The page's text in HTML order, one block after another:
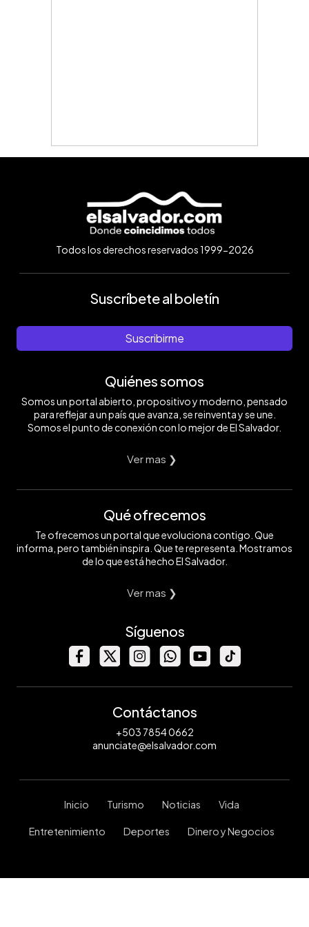
Todos los derechos reservados 1999-2026
Suscríbete al boletín
Suscribirme
Quiénes somos
Somos un portal abierto, propositivo y moderno, pensado
para reflejar a un país que avanza, se reinventa y se une.
Somos el punto de conexión con lo mejor de El Salvador.
Ver mas ❯
Qué ofrecemos
Te ofrecemos un portal que evoluciona contigo. Que
informa, pero también inspira. Que te representa. Mostramos
de lo que está hecho El Salvador.
Ver mas ❯
Síguenos
Contáctanos
+503 7854 0662
anunciate@elsalvador.com
Inicio Turismo Noticias Vida
Entretenimiento Deportes Dinero y Negocios